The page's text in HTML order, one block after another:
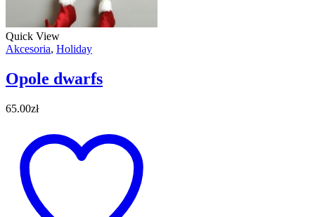
Quick View
Akcesoria, Holiday
Opole dwarfs
65.00zł